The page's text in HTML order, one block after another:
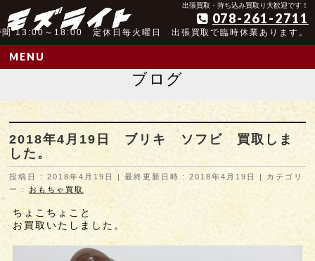
アンティーク玩具取扱歴25年以上の実績 出張買取・持ち込み買取り大歓迎です！
078-261-2711
間 13:00～18:00 定休日毎火曜日 出張買取で臨時休業あります。
MENU
ブログ
2018年4月19日 ブリキ ソフビ 買取しま
した。
投稿日 : 2018年4月19日 最終更新日時 : 2018年4月19日
カテゴリ
ー : おもちゃ買取
ちょこちょこと
お買取いたしました。